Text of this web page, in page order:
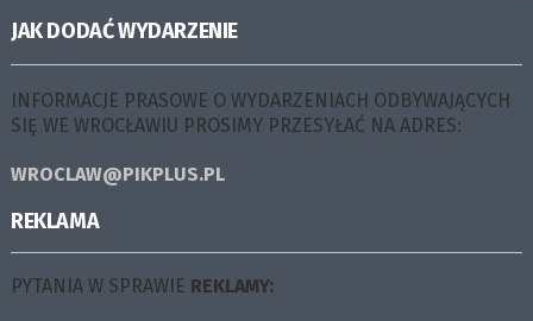
JAK DODAĆ WYDARZENIE
INFORMACJE PRASOWE O WYDARZENIACH ODBYWAJĄCYCH
SIĘ WE WROCŁAWIU PROSIMY PRZESYŁAĆ NA ADRES:
WROCLAW@PIKPLUS.PL
REKLAMA
PYTANIA W SPRAWIE REKLAMY: